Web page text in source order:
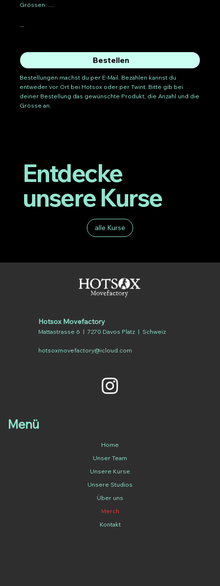
Entdecke
unsere Kurse
alle Kurse
Grössen: ....
...
Bestellen
Bestellungen machst du per E-Mail. Bezahlen kannst du
entweder vor Ort bei Hotsox oder per Twint. Bitte gib bei
deiner Bestellung das gewünschte Produkt, die Anzahl und die
Grösse an.
Menü
Home
Unser Team
Unsere Kurse
Unsere Studios
Über uns
Merch
Kontakt
Hotsox Movefactory
Mattastrasse 6 | 7270 Davos Platz | Schweiz
hotsoxmovefactory@icloud.com